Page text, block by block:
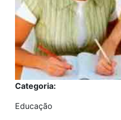
Categoria:
Educação